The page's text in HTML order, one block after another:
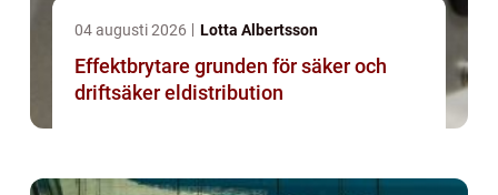
04 augusti 2026 Lotta Albertsson
Effektbrytare grunden för säker och
driftsäker eldistribution